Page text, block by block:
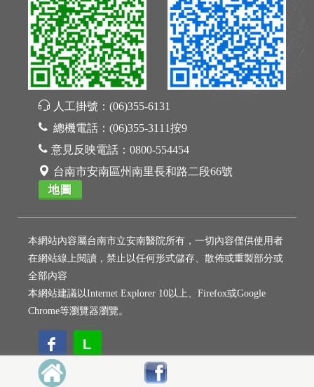
人工掛號： (06)355-6131
總機電話： (06)355-3111按9
意見反映電話： 0800-554454
台南市安南區州南里長和路二段66號
地圖
本網站內容屬台南市立安南醫院所有，一切內容僅供使用者
在網站線上閱讀，禁止以任何形式儲存、散佈或重製部分或
全部內容
本網站建議以Internet Explorer 10以上、Firefox或Google
Chrome等瀏覽器瀏覽。
L